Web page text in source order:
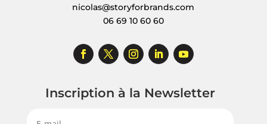
nicolas@storyforbrands.com
06 69 10 60 60
Inscription à la Newsletter